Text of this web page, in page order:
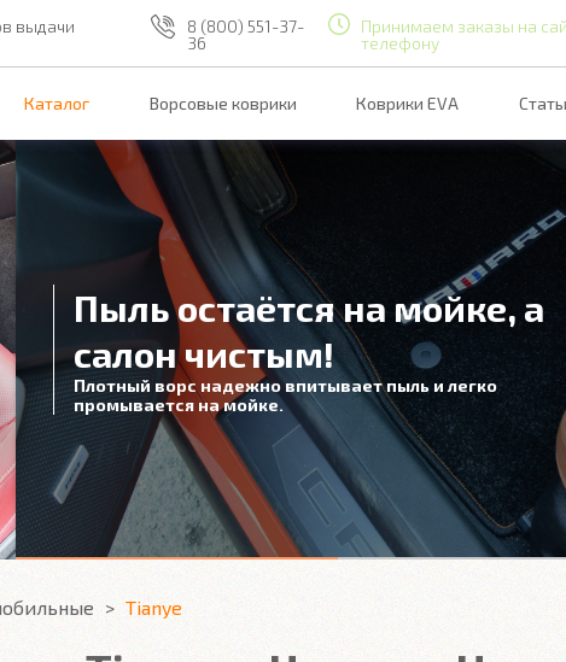
выдачи
8 (800) 551-37-
36
Принимаем заказы на
телефону
Каталог Ворсовые коврики Коврики EVA
Пыль остаётся на мойке, а
салон чистым!
Плотный ворс надежно впитывает пыль и легко
промывается на мойке.
Tianye